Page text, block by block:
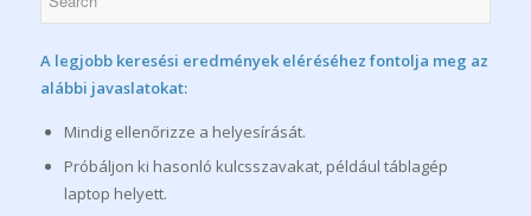
A legjobb keresési eredmények eléréséhez fontolja meg az
alábbi javaslatokat:
Mindig ellenőrizze a helyesírását.
Próbáljon ki hasonló kulcsszavakat, például táblagép
laptop helyett.